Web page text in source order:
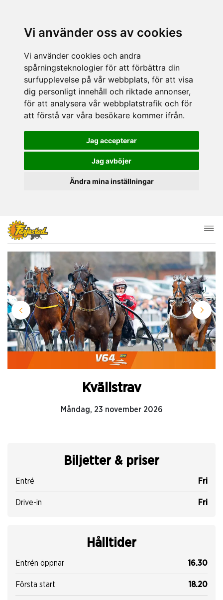
Vi använder oss av cookies
Vi använder cookies och andra
spårningsteknologier för att förbättra din
surfupplevelse på vår webbplats, för att visa
dig personligt innehåll och riktade annonser,
för att analysera vår webbplatstrafik och för
att förstå var våra besökare kommer ifrån.
Jag accepterar
Jag avböjer
Ändra mina inställningar
Kvällstrav
Måndag, 23 november 2026
Biljetter & priser
Entré Fri
Drive-in Fri
Hålltider
Entrén öppnar 16.30
Första start 18.20